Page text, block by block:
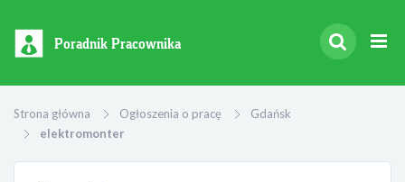
Poradnik Pracownika
Strona główna Ogłoszenia o pracę
Gdańsk
elektromonter